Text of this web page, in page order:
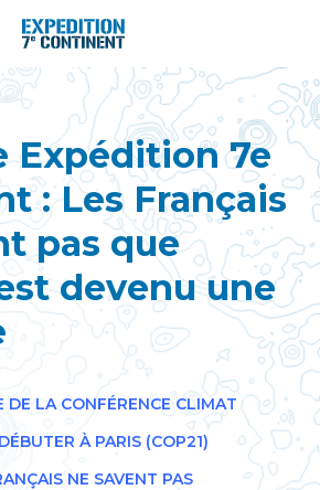
Expédition 7e
: Les Français
pas que
devenu une
DE LA CONFÉRENCE CLIMAT
À PARIS (COP21)
NE SAVENT PAS